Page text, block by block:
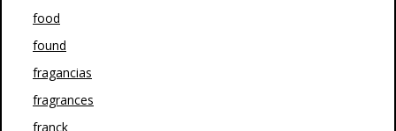
food
found
fragancias
fragrances
franck